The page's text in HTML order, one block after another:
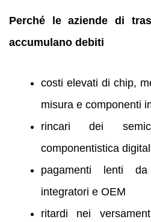
Perché le aziende di
accumulano debiti
costi elevati di chip,
misura e componenti
rincari dei
componentistica
pagamenti lenti
integratori e OEM
ritardi nei